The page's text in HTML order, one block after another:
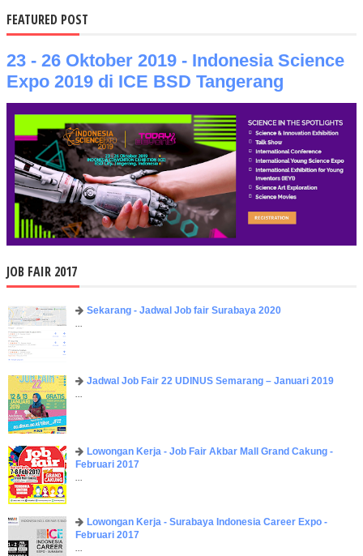
FEATURED POST
23 - 26 Oktober 2019 - Indonesia Science
Expo 2019 di ICE BSD Tangerang
JOB FAIR 2017
Sekarang - Jadwal Job fair Surabaya 2020
...
Jadwal Job Fair 22 UDINUS Semarang – Januari 2019
...
Lowongan Kerja - Job Fair ​Akbar ​Mall Grand Cakung -
Februari 2017
...
Lowongan Kerja - Surabaya Indonesia Career Expo -
Februari 2017
...